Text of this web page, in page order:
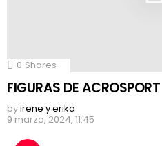
0 Shares
FIGURAS DE ACROSPORT
byirene y erika
9 marzo, 2024, 11:45